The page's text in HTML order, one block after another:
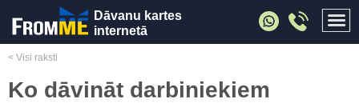
Dāvanu kartes
internetā
< Visi raksti
Ko dāvināt darbiniekiem